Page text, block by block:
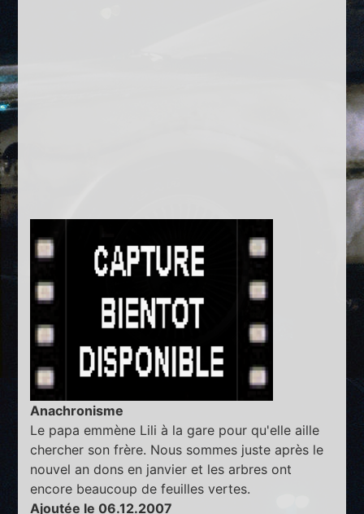
Anachronisme
Le papa emmène Lili à la gare pour qu'elle aille
chercher son frère. Nous sommes juste après le
nouvel an dons en janvier et les arbres ont
encore beaucoup de feuilles vertes.
Ajoutée le 06.12.2007